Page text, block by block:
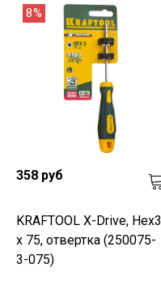
8%
358 руб
KRAFTOOL Х-Drive, Hex3
x 75, отвертка (250075-
3-075)